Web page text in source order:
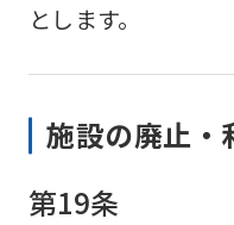
とします。
施設の廃止・
第19条